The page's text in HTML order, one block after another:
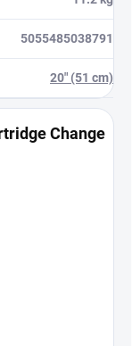
5055485038791
20" (51 cm)
Change